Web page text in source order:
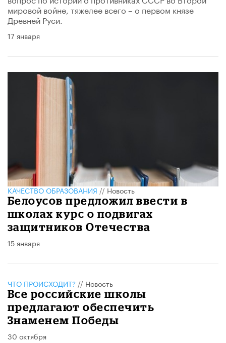
мировой войне, тяжелее всего – о первом князе
Древней Руси.
17 января
КАЧЕСТВО ОБРАЗОВАНИЯ//Новость
Белоусов предложил ввести в
школах курс о подвигах
защитников Отечества
15 января
ЧТО ПРОИСХОДИТ? // Новость
Все российские школы
предлагают обеспечить
Знаменем Победы
30 октября